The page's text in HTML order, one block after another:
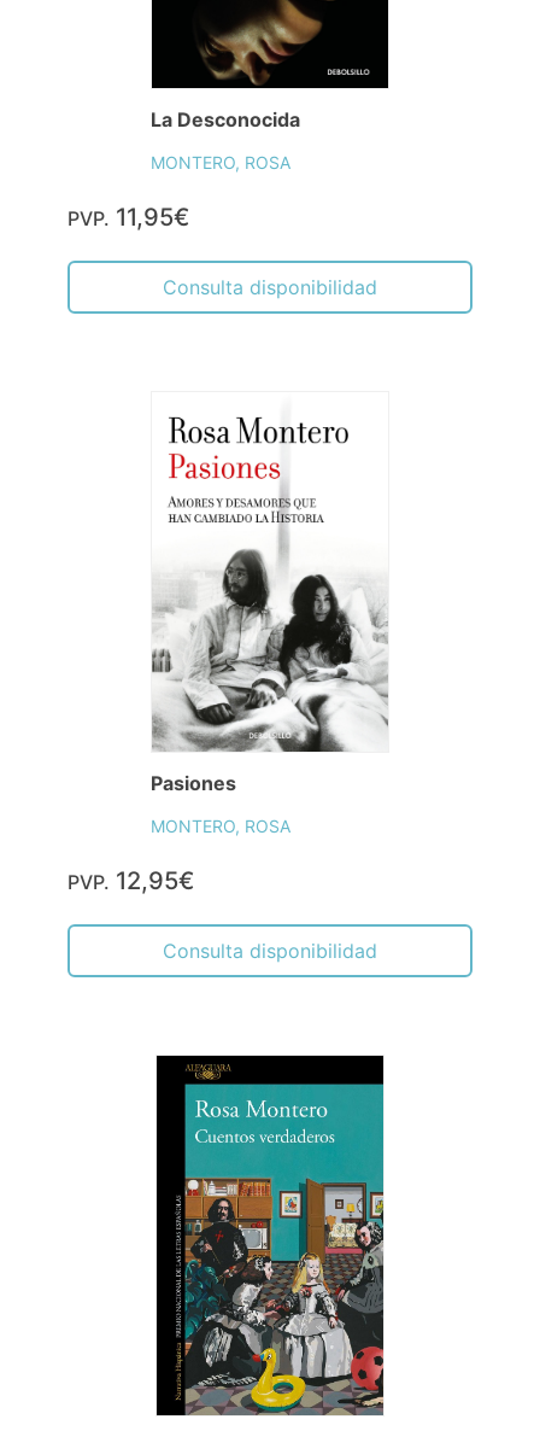
La Desconocida
MONTERO, ROSA
PVP. 11,95€
Consulta disponibilidad
Pasiones
MONTERO, ROSA
PVP. 12,95€
Consulta disponibilidad